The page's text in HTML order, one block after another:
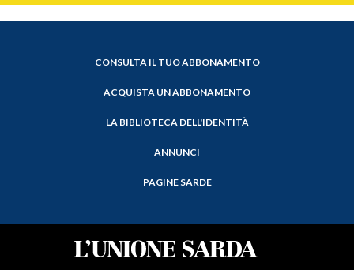
CONSULTA IL TUO ABBONAMENTO
ACQUISTA UN ABBONAMENTO
LA BIBLIOTECA DELL'IDENTITÀ
ANNUNCI
PAGINE SARDE